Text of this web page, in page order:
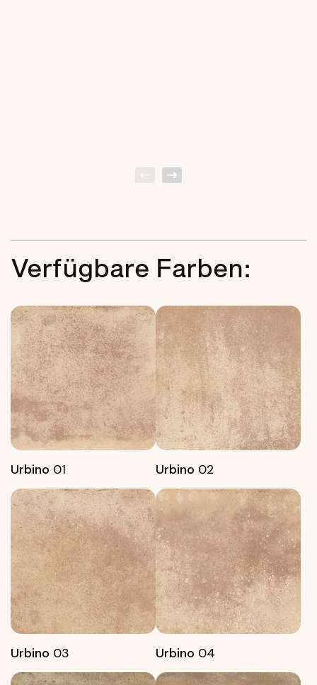
Verfügbare Farben:
Urbino 01 Urbino 02
Urbino 03 Urbino 04